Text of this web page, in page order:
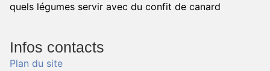
quels légumes servir avec du confit de canard
Infos contacts
Plan du site